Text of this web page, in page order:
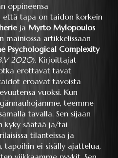
oppineensa
että tapa on taidon korkein
ja Myrto Mylopoulos
artikkelissaan
Psychological Complexity
2020). Kirjoittajat
erottavat tavat
eroavat tavoista
vuoksi. Kun
teemme
tavalla. Sen sijaan
kyky säätää ja/tai
tilanteissa ja
tapoihin ei sisälly ajattelua,